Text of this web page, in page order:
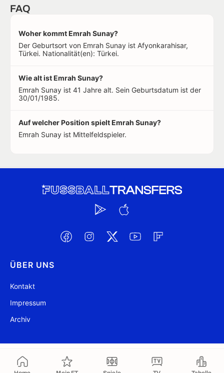
FAQ
Woher kommt Emrah Sunay?
Der Geburtsort von Emrah Sunay ist Afyonkarahisar,
Türkei. Nationalität(en): Türkei.
Wie alt ist Emrah Sunay?
Emrah Sunay ist 41 Jahre alt. Sein Geburtsdatum ist der
30/01/1985.
Auf welcher Position spielt Emrah Sunay?
Emrah Sunay ist Mittelfeldspieler.
ÜBER UNS
Kontakt
Impressum
Archiv